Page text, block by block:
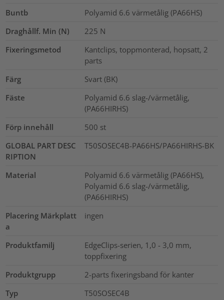
Buntb
Polyamid 6.6 värmetålig (PA66HS)
Draghållf. Min (N)
225 N
Fixeringsmetod
Kantclips, toppmonterad, hopsatt, 2
parts
Färg
Svart (BK)
Fäste
Polyamid 6.6 slag-/värmetålig,
(PA66HIRHS)
Förp innehåll
500 st
GLOBAL PART DESC
RIPTION
T50SOSEC4B-PA66HS/PA66HIRHS-BK
Material
Polyamid 6.6 värmetålig (PA66HS),
Polyamid 6.6 slag-/värmetålig,
(PA66HIRHS)
Placering Märkplatt
a
ingen
Produktfamilj
EdgeClips-serien, 1,0 - 3,0 mm,
toppfixering
Produktgrupp
2-parts fixeringsband för kanter
Typ
T50SOSEC4B